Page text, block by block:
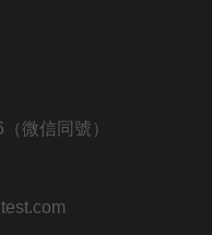
微信同號）